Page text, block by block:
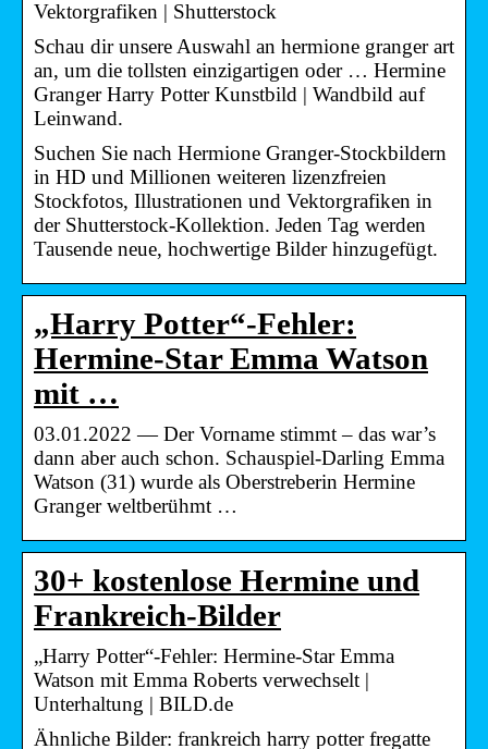
Vektorgrafiken | Shutterstock
Schau dir unsere Auswahl an hermione granger art
an, um die tollsten einzigartigen oder … Hermine
Granger Harry Potter Kunstbild | Wandbild auf
Leinwand.
Suchen Sie nach Hermione Granger-Stockbildern
in HD und Millionen weiteren lizenzfreien
Stockfotos, Illustrationen und Vektorgrafiken in
der Shutterstock-Kollektion. Jeden Tag werden
Tausende neue, hochwertige Bilder hinzugefügt.
„Harry Potter“-Fehler:
Hermine-Star Emma Watson
mit …
03.01.2022 — Der Vorname stimmt – das war’s
dann aber auch schon. Schauspiel-Darling Emma
Watson (31) wurde als Oberstreberin Hermine
Granger weltberühmt …
30+ kostenlose Hermine und
Frankreich-Bilder
„Harry Potter“-Fehler: Hermine-Star Emma
Watson mit Emma Roberts verwechselt |
Unterhaltung | BILD.de
Ähnliche Bilder: frankreich harry potter fregatte